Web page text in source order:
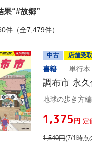
果 #故郷
件（全7,479件）
中古 店舗受
書籍 単行本
調布市 永
地球の歩き方
¥1,375円 定
1,540円(7/1時点